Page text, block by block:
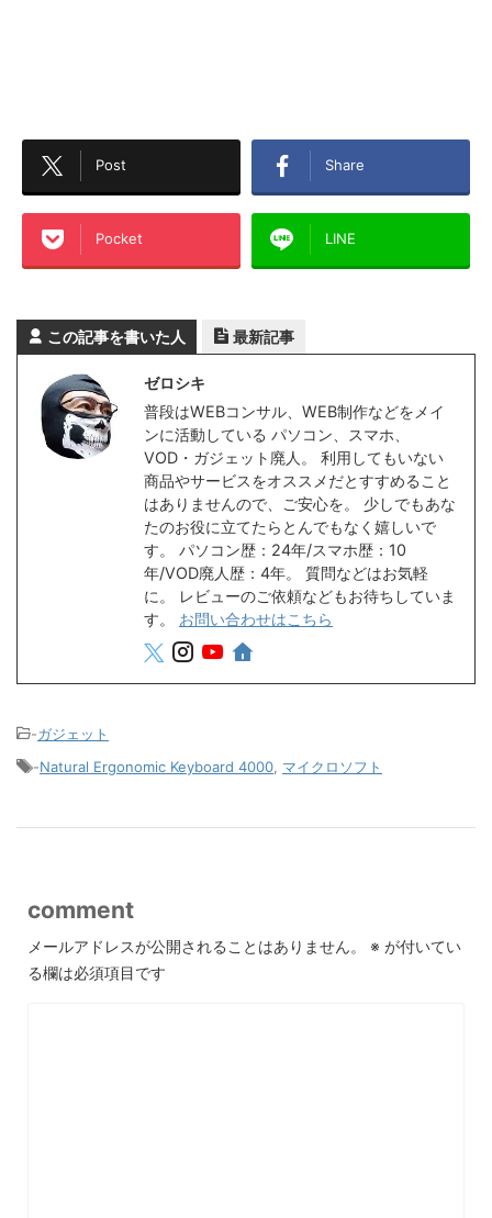
Post Share
Pocket LINE
この記事を書いた人 最新記事
ゼロシキ
普段はWEBコンサル、WEB制作などをメイ
ンに活動している パソコン、スマホ、
VOD・ガジェット廃人。 利用してもいない
商品やサービスをオススメだとすすめること
はありませんので、ご安心を。 少しでもあな
たのお役に立てたらとんでもなく嬉しいで
す。 パソコン歴：24年/スマホ歴：10
年/VOD廃人歴：4年。 質問などはお気軽
に。 レビューのご依頼などもお待ちしていま
す。 お問い合わせはこちら
-ガジェット
-Natural Ergonomic Keyboard 4000 マイクロソフト
comment
メールアドレスが公開されることはありません。 ※ が付いてい
る欄は必須項目です